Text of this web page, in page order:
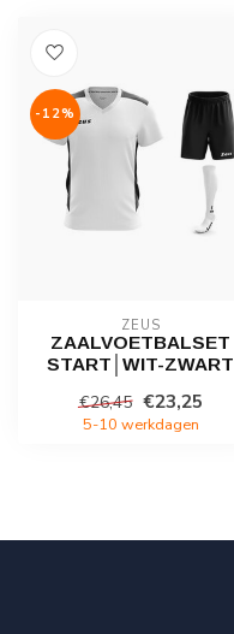
-12%
ZEUS
ZAALVOETBALSET
START│WIT-ZWART
€26,45 €23,25
5-10 werkdagen